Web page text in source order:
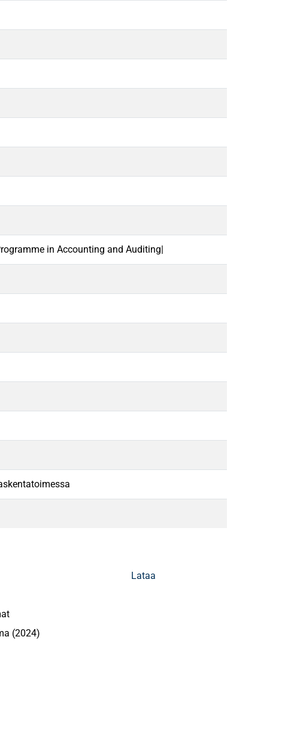
in Accounting and Auditing|
(2024)
Lataa